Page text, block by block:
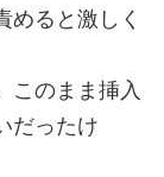
ると激しく
このまま挿入
だったけ